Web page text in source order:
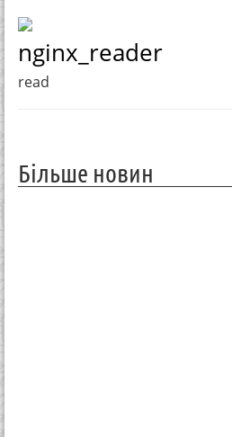
nginx_reader
read
Більше новин